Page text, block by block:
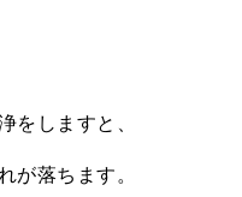
をしますと、
が落ちます。